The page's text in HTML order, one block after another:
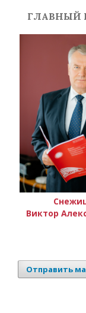
ГЛАВНЫЙ
Виктор
Отправить